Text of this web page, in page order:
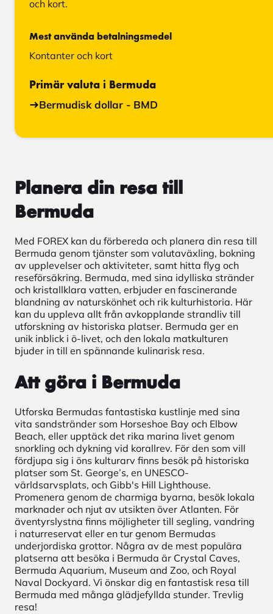
och kort.
Mest använda betalningsmedel
Kontanter och kort
Primär valuta i Bermuda
Bermudisk dollar - BMD
Planera din resa till
Bermuda
Med FOREX kan du förbereda och planera din resa till
Bermuda genom tjänster som valutaväxling, bokning
av upplevelser och aktiviteter, samt hitta flyg och
reseförsäkring. Bermuda, med sina idylliska stränder
och kristallklara vatten, erbjuder en fascinerande
blandning av naturskönhet och rik kulturhistoria. Här
kan du uppleva allt från avkopplande strandliv till
utforskning av historiska platser. Bermuda ger en
unik inblick i ö-livet, och den lokala matkulturen
bjuder in till en spännande kulinarisk resa.
Att göra i Bermuda
Utforska Bermudas fantastiska kustlinje med sina
vita sandstränder som Horseshoe Bay och Elbow
Beach, eller upptäck det rika marina livet genom
snorkling och dykning vid korallrev. För den som vill
fördjupa sig i öns kulturarv finns besök på historiska
platser som St. George’s, en UNESCO-
världsarvsplats, och Gibb's Hill Lighthouse.
Promenera genom de charmiga byarna, besök lokala
marknader och njut av utsikten över Atlanten. För
äventyrslystna finns möjligheter till segling, vandring
i naturreservat eller en tur genom Bermudas
underjordiska grottor. Några av de mest populära
platserna att besöka i Bermuda är Crystal Caves,
Bermuda Aquarium, Museum and Zoo, och Royal
Naval Dockyard. Vi önskar dig en fantastisk resa till
Bermuda med många glädjefyllda stunder. Trevlig
resa!